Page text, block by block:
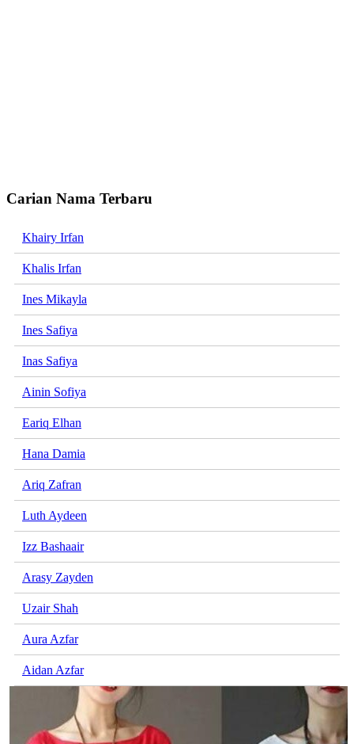
Carian Nama Terbaru
Khairy Irfan
Khalis Irfan
Ines Mikayla
Ines Safiya
Inas Safiya
Ainin Sofiya
Eariq Elhan
Hana Damia
Ariq Zafran
Luth Aydeen
Izz Bashaair
Arasy Zayden
Uzair Shah
Aura Azfar
Aidan Azfar